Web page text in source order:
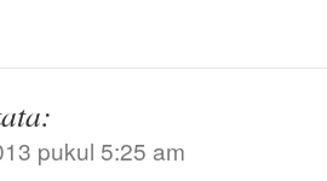
pukul 5:25 am